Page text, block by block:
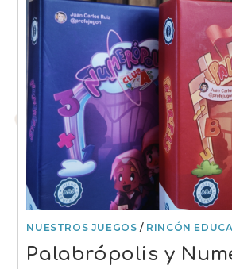
NUESTROS JUEGOS / RINCÓN
Palabrópolis y